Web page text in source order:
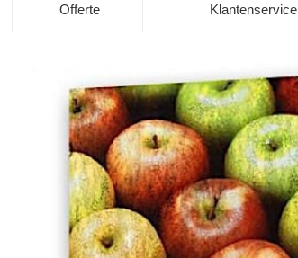
Offerte Klantenservice